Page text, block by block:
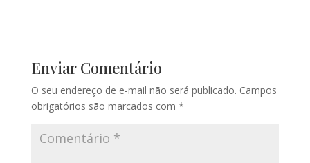
Enviar Comentário
O seu endereço de e-mail não será publicado. Campos
obrigatórios são marcados com *